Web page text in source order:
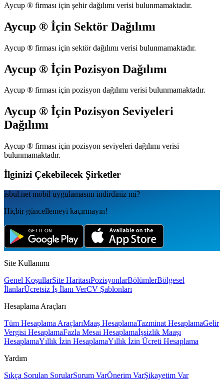
Aycup ® firması için şehir dağılımı verisi bulunmamaktadır.
Aycup ® İçin Sektör Dağılımı
Aycup ® firması için sektör dağılımı verisi bulunmamaktadır.
Aycup ® İçin Pozisyon Dağılımı
Aycup ® firması için pozisyon dağılımı verisi bulunmamaktadır.
Aycup ® İçin Pozisyon Seviyeleri
Dağılımı
Aycup ® firması için pozisyon seviyeleri dağılımı verisi
bulunmamaktadır.
İlginizi Çekebilecek Şirketler
isbul.net mobil uygulamаsını indirdiniz mi?
Hiçbir güncellemeyi kaçırmayın!
Site Kullanımı
Genel KoşullarSite HaritasıPozisyonlarBölümlerBölgesel
İlanlarÜcretsiz İş İlanı VerCV Şablonları
Hesaplama Araçları
Tüm Hesaplama AraçlarıMaaş HesaplamaTazminat HesaplamaGelir
Vergisi HesaplamaFazla Mesai Hesaplamaİşsizlik Maaşı
HesaplamaYıllık İzin HesaplamaYıllık İzin Ücreti Hesaplama
Yardım
Sıkça Sorulan SorularSorum VarÖnerim VarŞikayetim Var